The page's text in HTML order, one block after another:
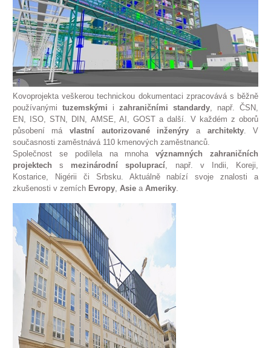
Kovoprojekta veškerou technickou dokumentaci zpracovává s běžně
používanými tuzemskými izahraničními standardy , např. ČSN,
EN, ISO, STN, DIN, AMSE, AI, GOST a další. V každém z oborů
působení mávlastní autorizované inženýry a architekty. V
současnosti zaměstnává 110 kmenových zaměstnanců.
Společnost se podílela na mnohavýznamných zahraničních
projektech s mezinárodní spoluprací
, např. v Indii, Koreji,
Kostarice, Nigérii či Srbsku. Aktuálně nabízí svoje znalosti a
zkušenosti v zemích Evropy, Asiea Ameriky.